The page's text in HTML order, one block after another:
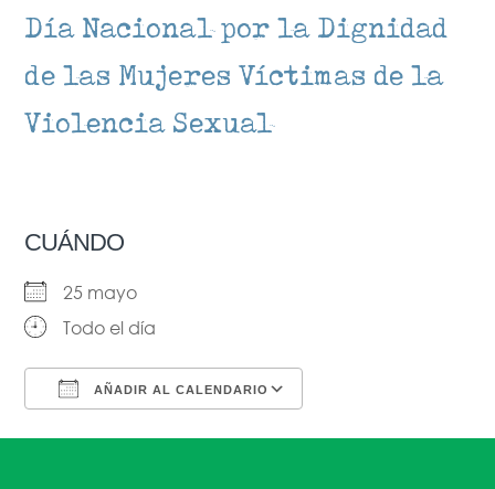
Día Nacional por la Dignidad
de las Mujeres Víctimas de la
Violencia Sexual​
CUÁNDO
25 mayo
Todo el día
AÑADIR AL CALENDARIO